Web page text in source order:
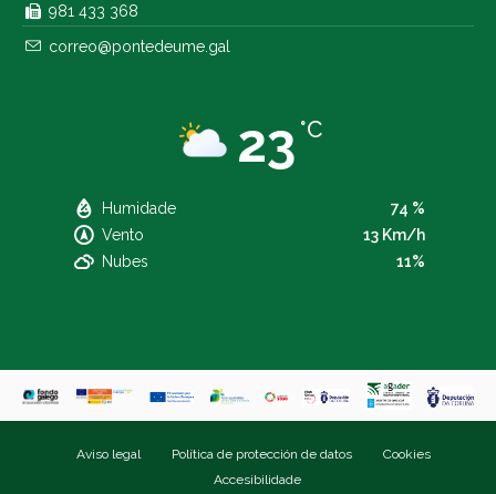
981 433 368
correo@pontedeume.gal
23 °C
Humidade
74 %
Vento
13 Km/h
Nubes
11%
Aviso legal Política de protección de datos
Cookies
Accesibilidade